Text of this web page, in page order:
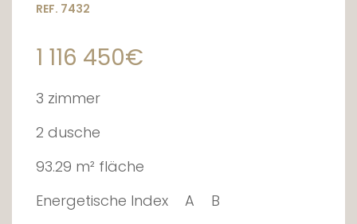
REF. 7432
1 116 450€
3 zimmer
2 dusche
93.29 m² fläche
Energetische Index
A B